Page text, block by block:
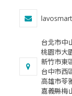
台北市中
桃園市大
新竹市東
台中市西
高雄市苓
嘉義縣梅